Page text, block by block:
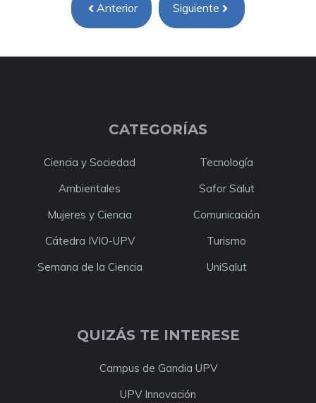
Anterior Siguiente
CATEGORÍAS
Ciencia y Sociedad
Tecnología
Ambientales
Safor Salut
Mujeres y Ciencia
Comunicación
Cátedra IVIO-UPV
Turismo
Semana de la Ciencia
UniSalut
QUIZÁS TE INTERESE
Campus de Gandia UPV
UPV Innovación